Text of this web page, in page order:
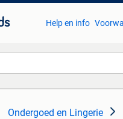
Help en info
Ondergoed en Lingerie